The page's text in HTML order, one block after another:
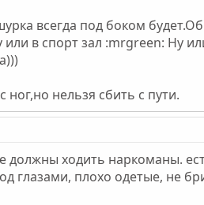
всегда под боком
в спорт зал :mrgreen: Ну
нельзя сбить с пути.
должны ходить наркоманы.
глазами, плохо одетые, не